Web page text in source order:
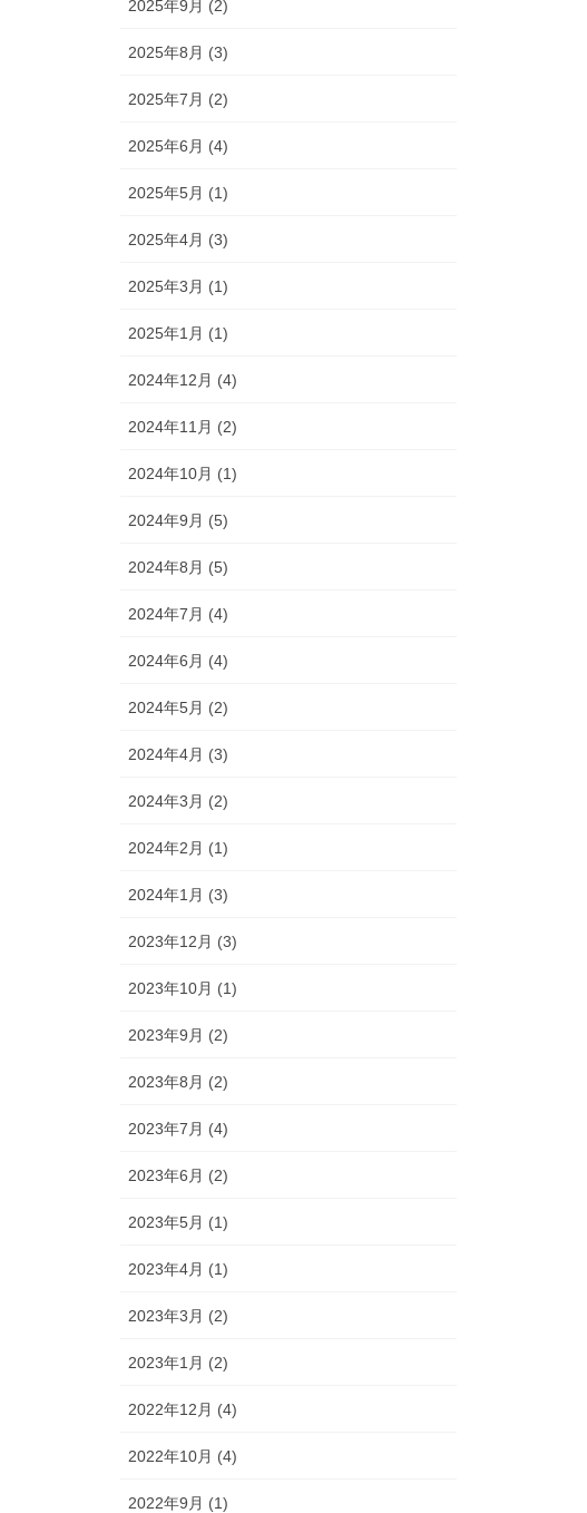
2025年9月 (2)
2025年8月 (3)
2025年7月 (2)
2025年6月 (4)
2025年5月 (1)
2025年4月 (3)
2025年3月 (1)
2025年1月 (1)
2024年12月 (4)
2024年11月 (2)
2024年10月 (1)
2024年9月 (5)
2024年8月 (5)
2024年7月 (4)
2024年6月 (4)
2024年5月 (2)
2024年4月 (3)
2024年3月 (2)
2024年2月 (1)
2024年1月 (3)
2023年12月 (3)
2023年10月 (1)
2023年9月 (2)
2023年8月 (2)
2023年7月 (4)
2023年6月 (2)
2023年5月 (1)
2023年4月 (1)
2023年3月 (2)
2023年1月 (2)
2022年12月 (4)
2022年10月 (4)
2022年9月 (1)